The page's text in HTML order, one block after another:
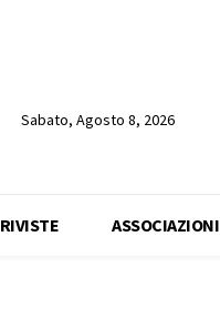
Sabato, Agosto 8, 2026
RIVISTE ASSOCIAZIONI